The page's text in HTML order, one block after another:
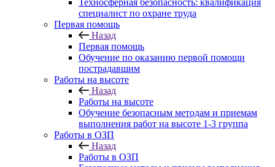
Техносферная безопасность: квалификация
специалист по охране труда
Первая помощь
Назад
Первая помощь
Обучение по оказанию первой помощи
пострадавшим
Работы на высоте
Назад
Работы на высоте
Обучение безопасным методам и приемам
выполнения работ на высоте 1-3 группа
Работы в ОЗП
Назад
Работы в ОЗП